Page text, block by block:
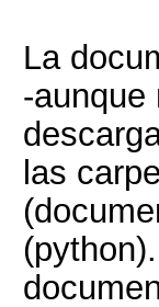
La
-aunque
las